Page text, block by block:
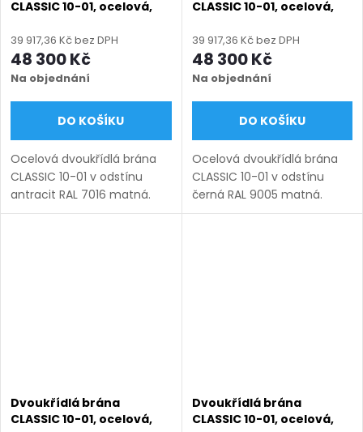
CLASSIC 10-01, ocelová,
(šířka 1200–6000 mm,
výška 1000–1950 mm),
antracit RAL 7016 matná
39 917,36 Kč bez DPH
48 300 Kč
Na objednání
DO KOŠÍKU
Ocelová dvoukřídlá brána
CLASSIC 10-01 v odstínu
antracit RAL 7016 matná.
Bezúdržbová ocel (žárový
CLASSIC 10-01, ocelová,
(šířka 1200–6000 mm,
výška 1000–1950 mm),
černá RAL 9005 matná
39 917,36 Kč bez DPH
48 300 Kč
Na objednání
DO KOŠÍKU
Ocelová dvoukřídlá brána
CLASSIC 10-01 v odstínu
černá RAL 9005 matná.
Bezúdržbová ocel (žárový
Dvoukřídlá brána
CLASSIC 10-01, ocelová,
Dvoukřídlá brána
CLASSIC 10-01, ocelová,